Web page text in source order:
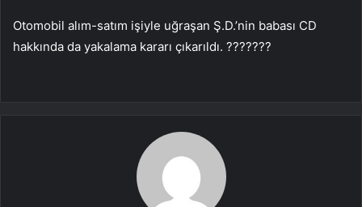
Otomobil alım-satım işiyle uğraşan Ş.D.’nin babası CD
hakkında da yakalama kararı çıkarıldı. ???????